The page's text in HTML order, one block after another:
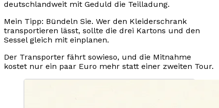
deutschlandweit mit Geduld die Teilladung.
Mein Tipp: Bündeln Sie. Wer den Kleiderschrank
transportieren lässt, sollte die drei Kartons und den
Sessel gleich mit einplanen.
Der Transporter fährt sowieso, und die Mitnahme
kostet nur ein paar Euro mehr statt einer zweiten Tour.